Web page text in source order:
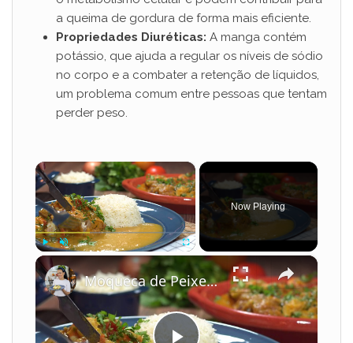
a queima de gordura de forma mais eficiente.
Propriedades Diuréticas: A manga contém
potássio, que ajuda a regular os níveis de sódio
no corpo e a combater a retenção de líquidos,
um problema comum entre pessoas que tentam
perder peso.
×
Fullscreen
Now Playing
×
Moqueca de Peixe com Leite de Coco e Camarão